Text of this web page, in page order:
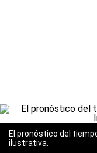
El pronóstico del
ilustrativa.